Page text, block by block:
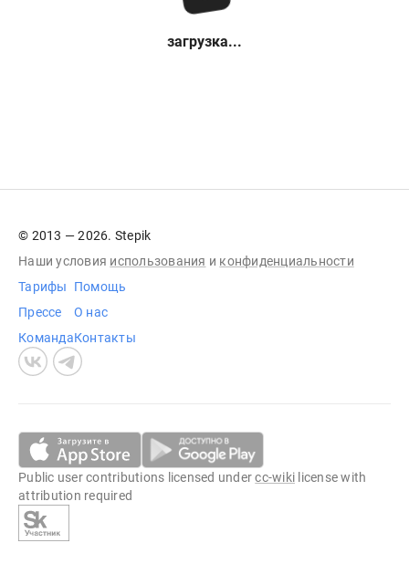
загрузка...
© 2013 — 2026. Stepik
Наши условия использования и конфиденциальности
Тарифы
Прессе
Команда
Помощь
О нас
Контакты
Public user contributions licensed undercc-wiki license with
attribution required